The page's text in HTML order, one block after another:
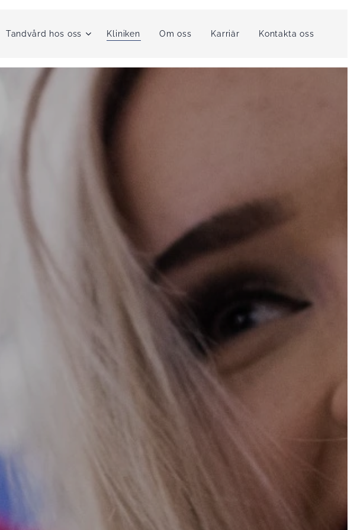
Tandvård hos oss Kliniken Om oss Karriär Kontakta oss